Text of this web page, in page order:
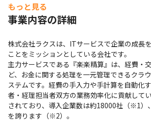
もっと見る
事業内容の詳細
株式会社ラクスは、ITサービスで企業の成長
ことをミッションとしている会社です。
主力サービスである『楽楽精算』は、経費・
ど、お金に関する処理を一元管理できるクラ
ステムです。経費の手入力や手計算を自動化
者・経理担当者双方の業務効率化に貢献して
されており、導入企業数は約18000社（※1）
を誇ります（※2）。